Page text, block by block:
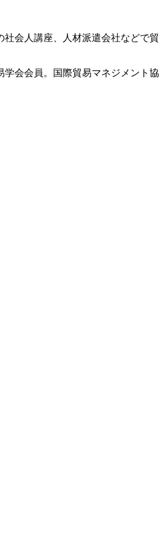
会人講座、人材派遣会社などで貿
会会員。国際貿易マネジメント協